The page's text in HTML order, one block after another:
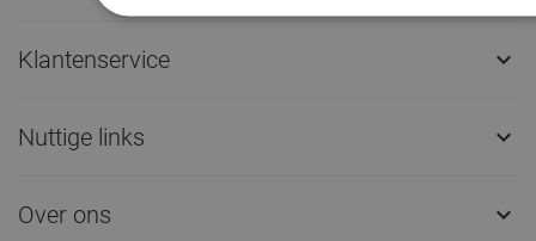
Klantenservice 
Nuttige links 
Over ons 